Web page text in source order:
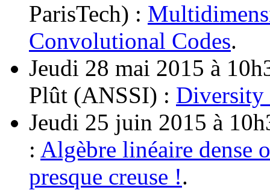
ParisTech) :
Convolutional Codes.
Jeudi 28 mai 2015 à
Plût (ANSSI) : Diversity
Jeudi 25 juin 2015 à
: Algèbre linéaire dense
presque creuse !.